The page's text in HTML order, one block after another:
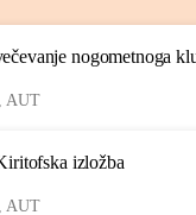
nogometnoga
AUT
izložba
AUT